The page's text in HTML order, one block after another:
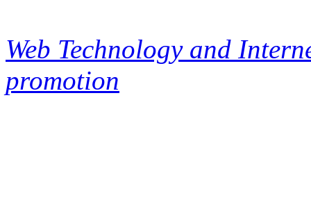
Web Technology and
promotion